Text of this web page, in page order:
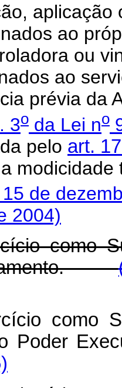
ao
ou
ao
prévia da
3o da Lei no
pelo art.
de
2004)
como
como
Poder